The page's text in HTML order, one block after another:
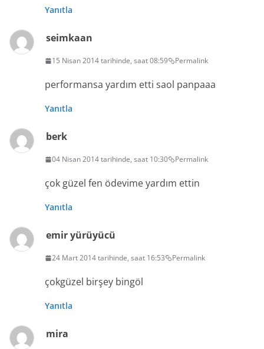
Yanıtla
seimkaan
15 Nisan 2014 tarihinde, saat 08:59 Permalink
performansa yardım etti saol panpaaa
Yanıtla
berk
04 Nisan 2014 tarihinde, saat 10:30 Permalink
çok güzel fen ödevime yardım ettin
Yanıtla
emir yürüyücü
24 Mart 2014 tarihinde, saat 16:53 Permalink
çokgüzel birşey bingöl
Yanıtla
mira